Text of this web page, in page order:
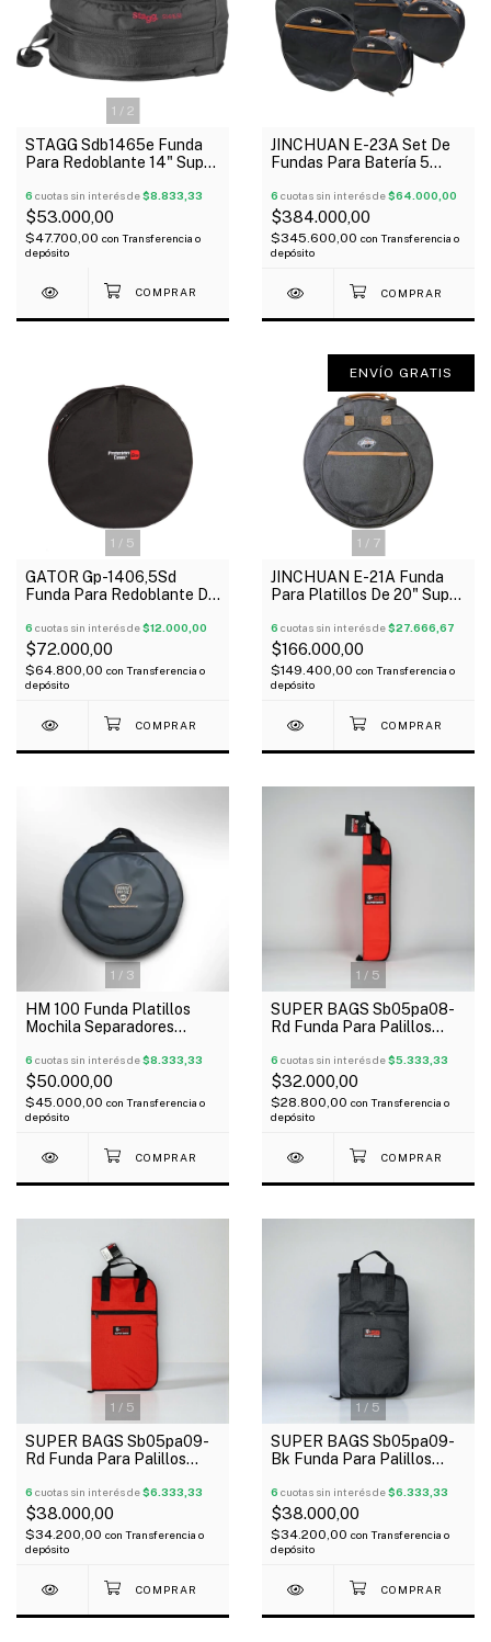
1 / 2
STAGG Sdb1465e Funda
Para Redoblante 14" Super
6 cuotas sin interés de$8.833,33
$53.000,00
$47.700,00 con Transferencia o
depósito
JINCHUAN E-23A Set De
Fundas Para Batería 5
Oferta!
6 cuotas sin interés de$64.000,00
$384.000,00
$345.600,00 con Transferencia o
depósito
1 / 5
GATOR Gp-1406,5Sd
Funda Para Redoblante De
6 cuotas sin interés de$12.000,00
$72.000,00
$64.800,00 con Transferencia o
depósito
1 / 7
ENVÍO GRATIS
JINCHUAN E-21A Funda
Para Platillos De 20" Super
6 cuotas sin interés de$27.666,67
$166.000,00
$149.400,00 con Transferencia o
depósito
1 / 3
HM 100 Funda Platillos
Mochila Separadores
6 cuotas sin interés de$8.333,33
$50.000,00
$45.000,00 con Transferencia o
depósito
1 / 5
SUPER BAGS Sb05pa08-
Rd Funda Para Palillos
6 cuotas sin interés de$5.333,33
$32.000,00
$28.800,00 con Transferencia o
depósito
1 / 5
SUPER BAGS Sb05pa09-
Rd Funda Para Palillos
5Mm
6 cuotas sin interés de$6.333,33
$38.000,00
$34.200,00 con Transferencia o
depósito
1 / 5
SUPER BAGS Sb05pa09-
Bk Funda Para Palillos
5Mm
6 cuotas sin interés de$6.333,33
$38.000,00
$34.200,00 con Transferencia o
depósito